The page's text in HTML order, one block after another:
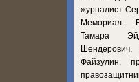
журналист
Мемориал —
Тамара
Файзулин,